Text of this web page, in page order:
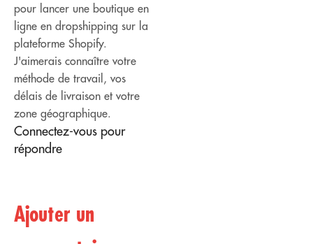
pour lancer une boutique en
ligne en dropshipping sur la
plateforme Shopify.
J'aimerais connaître votre
méthode de travail, vos
délais de livraison et votre
zone géographique.
Connectez-vous pour
répondre
Ajouter un